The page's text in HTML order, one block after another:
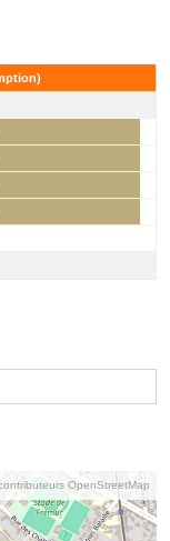
OpenStreetMap